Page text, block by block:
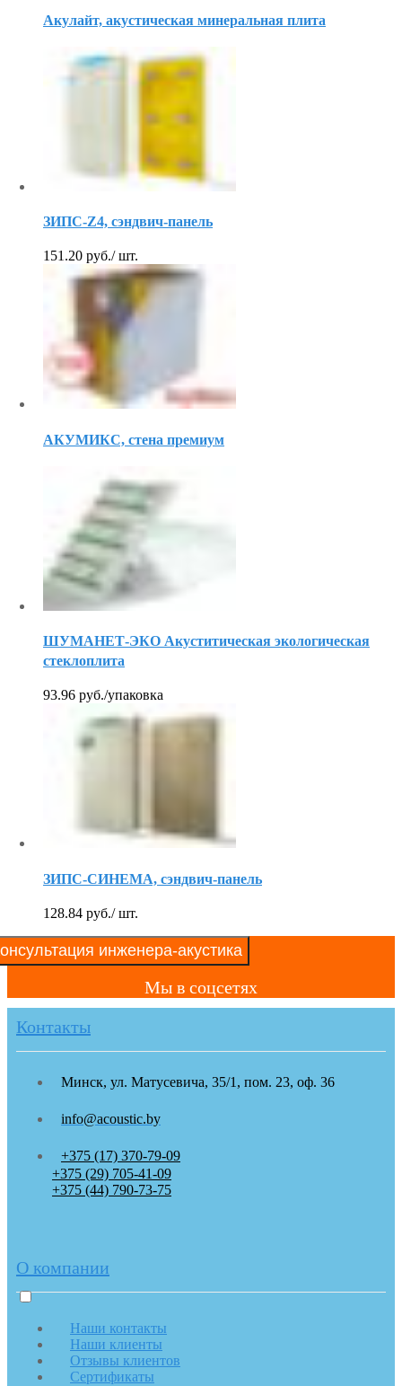
Акулайт, акустическая минеральная плита
ЗИПС-Z4, сэндвич-панель
151.20 руб./ шт.
АКУМИКС, стена премиум
ШУМАНЕТ-ЭКО Акуститическая экологическая
стеклоплита
93.96 руб./упаковка
ЗИПС-СИНЕМА, сэндвич-панель
128.84 руб./ шт.
инженера-акустика
Мы в соцсетях
Контакты
Минск, ул. Матусевича, 35/1, пом. 23, оф. 36
info@acoustic.by
+375 (17) 370-79-09
+375 (29) 705-41-09
+375 (44) 790-73-75
О компании
Наши контакты
Наши клиенты
Отзывы клиентов
Сертификаты